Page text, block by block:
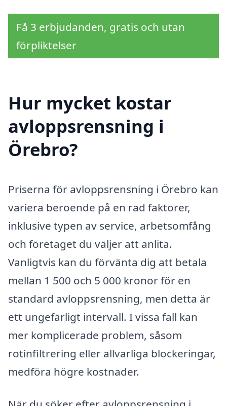
Få 3 erbjudanden, gratis och utan
förpliktelser
Hur mycket kostar
avloppsrensning i
Örebro?
Priserna för avloppsrensning i Örebro kan
variera beroende på en rad faktorer,
inklusive typen av service, arbetsomfång
och företaget du väljer att anlita.
Vanligtvis kan du förvänta dig att betala
mellan 1 500 och 5 000 kronor för en
standard avloppsrensning, men detta är
ett ungefärligt intervall. I vissa fall kan
mer komplicerade problem, såsom
rotinfiltrering eller allvarliga blockeringar,
medföra högre kostnader.